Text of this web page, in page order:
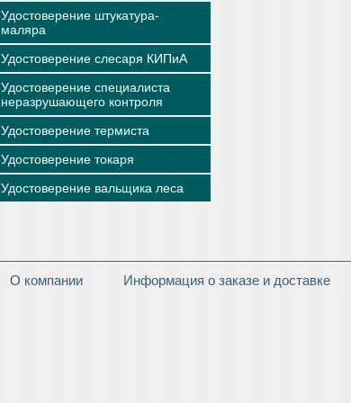
Удостоверение штукатура-
маляра
Удостоверение слесаря КИПиА
Удостоверение специалиста
неразрушающего контроля
Удостоверение термиста
Удостоверение токаря
Удостоверение вальщика леса
О компании Информация о заказе и доставке